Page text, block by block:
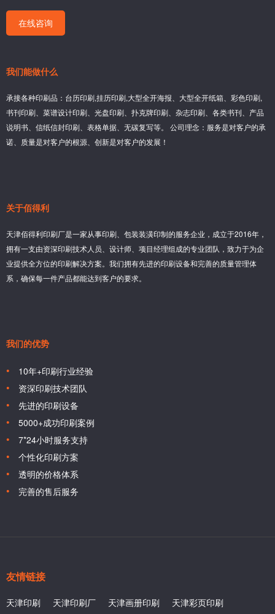
在线咨询
我们能做什么
承接各种印刷品：台历印刷,挂历印刷,大型全开海报、大型全开纸箱、彩色印刷,
书刊印刷、菜谱设计印刷、光盘印刷、扑克牌印刷、杂志印刷、各类书刊、产品
说明书、信纸信封印刷、表格单据、无碳复写等。 公司理念：服务是对客户的承
诺、质量是对客户的根源、创新是对客户的发展！
关于佰得利
天津佰得利印刷厂是一家从事印刷、包装装潢印制的服务企业，成立于2016年，
拥有一支由资深印刷技术人员、设计师、项目经理组成的专业团队，致力于为企
业提供全方位的印刷解决方案。我们拥有先进的印刷设备和完善的质量管理体
系，确保每一件产品都能达到客户的要求。
我们的优势
10年+印刷行业经验
资深印刷技术团队
先进的印刷设备
5000+成功印刷案例
7*24小时服务支持
个性化印刷方案
透明的价格体系
完善的售后服务
友情链接
天津印刷 天津印刷厂 天津画册印刷 天津彩页印刷